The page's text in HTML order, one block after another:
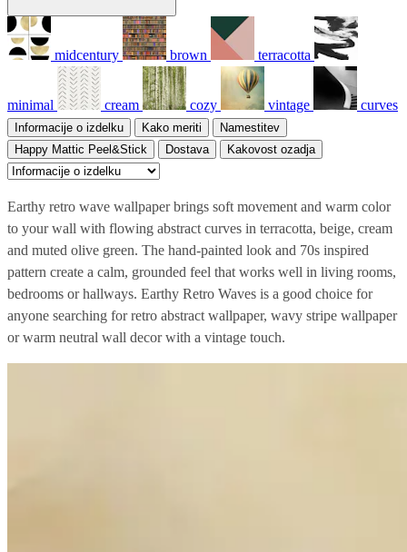
midcentury brown terracotta
minimal cream cozy vintage curves
Informacije o izdelku Kako meriti
Namestitev
Happy Mattic Peel&Stick
Dostava Kakovost ozadja
Earthy retro wave wallpaper brings soft movement and warm color
to your wall with flowing abstract curves in terracotta, beige, cream
and muted olive green. The hand-painted look and 70s inspired
pattern create a calm, grounded feel that works well in living rooms,
bedrooms or hallways. Earthy Retro Waves is a good choice for
anyone searching for retro abstract wallpaper, wavy stripe wallpaper
or warm neutral wall decor with a vintage touch.